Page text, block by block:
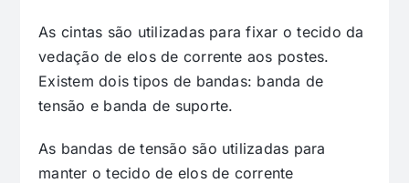
As cintas são utilizadas para fixar o tecido da
vedação de elos de corrente aos postes.
Existem dois tipos de bandas: banda de
tensão e banda de suporte.
As bandas de tensão são utilizadas para
manter o tecido de elos de corrente